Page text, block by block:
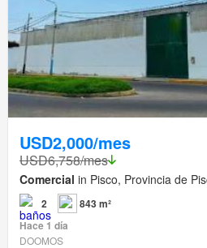
USD2,000/mes
USD6,758/mes
Comercial in Pisco, Provincia de
2
843 m²
Hace 1 día
DOOMOS